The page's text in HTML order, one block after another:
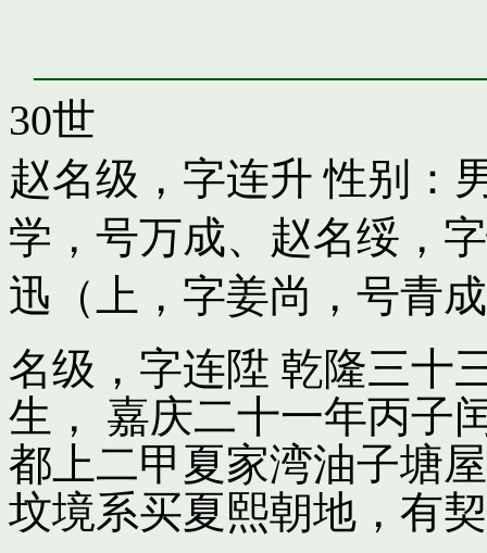
30世
赵名级，字连升 性别：
学，号万成、 赵名绥，
迅（上，字姜尚，号青成
名级，字连陞 乾隆三十
生， 嘉庆二十一年丙子
都上二甲夏家湾油子塘
坟境系买夏熙朝地，有